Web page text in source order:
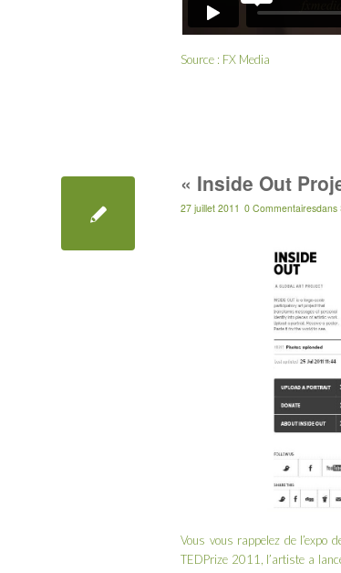
Source : FX Media
« Inside Out
27 juillet 2011 0 Commentairesdans
Vous vous rappelez de l’expo
TEDPrize 2011, l’artiste a